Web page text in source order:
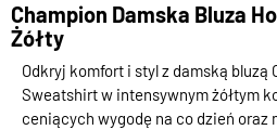
Champion Damska Bluza
Żółty
Odkryj komfort i styl z damską bluzą
Sweatshirt w intensywnym żółtym
ceniących wygodę na co dzień oraz